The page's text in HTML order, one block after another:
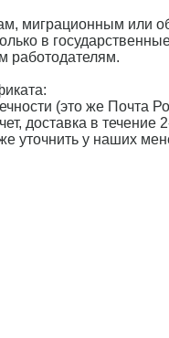
миграционным или
в
работодателям.
(это же Почта
доставка в течение
уточнить у наших